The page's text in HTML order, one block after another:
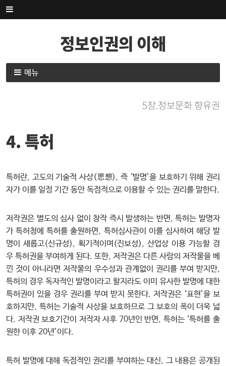
내
용
뛰
정보인권의 이해
용
뛰
메뉴
5장.정보문화 향유권
4. 특허
특허란, 고도의 기술적 사상(思想), 즉 ‘발명’을 보호하기 위해 권리
자가 이를 일정 기간 동안 독점적으로 이용할 수 있는 권리를 말한다.
저작권은 별도의 심사 없이 창작 즉시 발생하는 반면, 특허는 발명자
가 특허청에 특허를 출원하면, 특허심사관이 이를 심사하여 해당 발
명이 새롭고(신규성), 획기적이며(진보성), 산업상 이용 가능할 경
우 특허권을 부여하게 된다. 또한, 저작권은 다른 사람의 저작물을 베
낀 것이 아니라면 저작물의 우수성과 관계없이 권리를 부여 받지만,
특허의 경우 독자적인 발명이라고 할지라도 이미 유사한 발명에 대한
특허권이 있을 경우 권리를 부여 받지 못한다. 저작권은 ‘표현’을 보
호하지만, 특허는 기술적 사상을 보호하므로 그 보호의 폭이 더욱 넓
다. 저작권 보호기간이 저작자 사후 70년인 반면, 특허는 ‘특허를 출
원한 이후 20년’이다.
특허 발명에 대해 독점적인 권리를 부여하는 대신, 그 내용은 공개된